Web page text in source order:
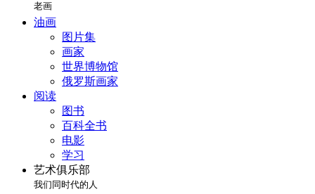
老画
油画
图片集
画家
世界博物馆
俄罗斯画家
阅读
图书
百科全书
电影
学习
艺术俱乐部
我们同时代的人